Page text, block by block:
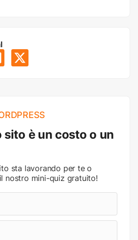
sito è un costo o un
sta lavorando per te o
nostro mini-quiz gratuito!